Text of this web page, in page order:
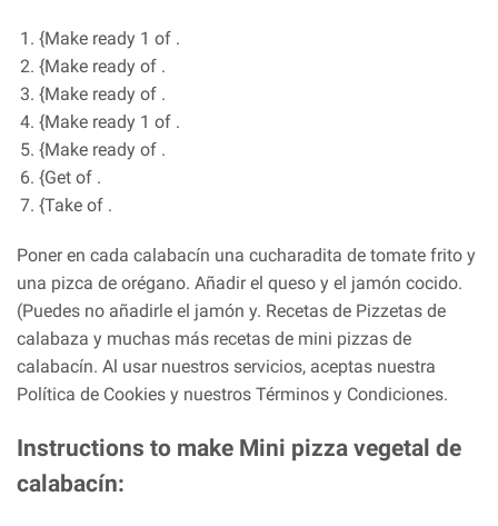
{Make ready 1 of .
{Make ready of .
{Make ready of .
{Make ready 1 of .
{Make ready of .
{Get of .
{Take of .
Poner en cada calabacín una cucharadita de tomate frito y
una pizca de orégano. Añadir el queso y el jamón cocido.
(Puedes no añadirle el jamón y. Recetas de Pizzetas de
calabaza y muchas más recetas de mini pizzas de
calabacín. Al usar nuestros servicios, aceptas nuestra
Política de Cookies y nuestros Términos y Condiciones.
Instructions to make Mini pizza vegetal de
calabacín: